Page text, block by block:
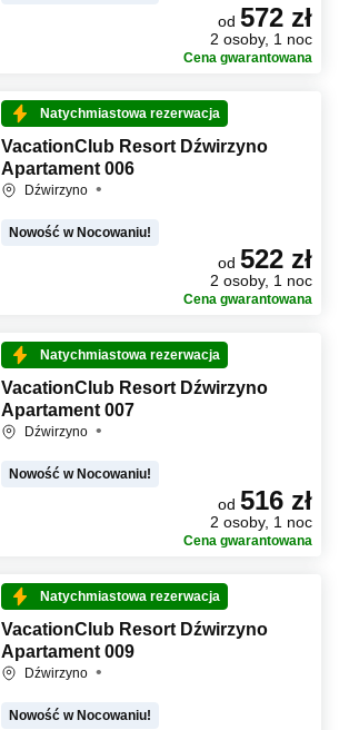
od 572 zł
2 osoby, 1 noc
Cena gwarantowana
Natychmiastowa rezerwacja
VacationClub Resort Dźwirzyno
Apartament 006
Dźwirzyno
Nowość w Nocowaniu!
od 522 zł
2 osoby, 1 noc
Cena gwarantowana
Natychmiastowa rezerwacja
VacationClub Resort Dźwirzyno
Apartament 007
Dźwirzyno
Nowość w Nocowaniu!
od 516 zł
2 osoby, 1 noc
Cena gwarantowana
Natychmiastowa rezerwacja
VacationClub Resort Dźwirzyno
Apartament 009
Dźwirzyno
Nowość w Nocowaniu!